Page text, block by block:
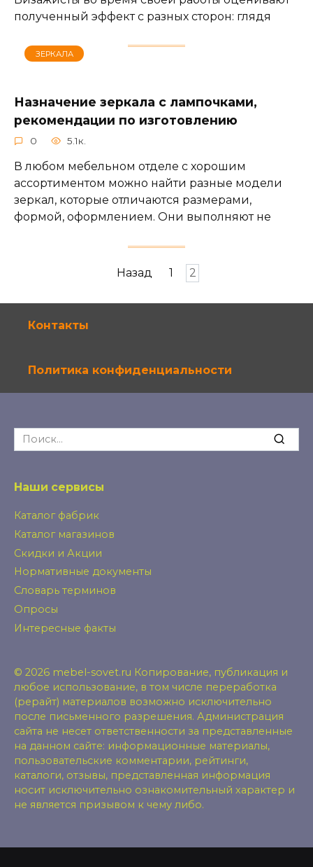
полученный эффект с разных сторон: глядя
ЗЕРКАЛА
Назначение зеркала с лампочками,
рекомендации по изготовлению
0 5.1к.
В любом мебельном отделе с хорошим
ассортиментом можно найти разные модели
зеркал, которые отличаются размерами,
формой, оформлением. Они выполняют не
записям
Назад 1 2
Контакты
Политика конфиденциальности
Search
for:
Наши сервисы
Каталог фабрик
Каталог магазинов
Скидки и Акции
Нормативные документы
Словарь терминов
Опросы
Интересные факты
© 2026 mebel-sovet.ru Копирование, публикация и
любое использование, в том числе переработка
(рерайт) материалов возможно исключительно
после письменного разрешения. Администрация
сайта не несет ответственности за представленные
на данном сайте: информационные материалы,
пользовательские комментарии, рейтинги,
каталоги, отзывы, представленная информация
носит исключительно ознакомительный характер и
не является призывом к чему либо.